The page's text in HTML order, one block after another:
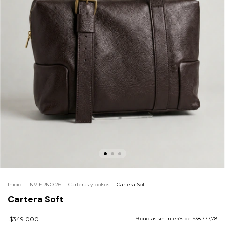
Inicio . INVIERNO 26 . Carteras y bolsos . Cartera Soft
Cartera Soft
$349.000 9 cuotas sin interés de $38.777,78